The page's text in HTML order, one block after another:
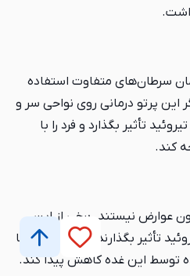
سرطان‌های متفاوت استفاده
این پرتو درمانی روی نواحی سر و
تأثیر بگذارد و فرد را با
کند.
عوارض نیستند. برخی از این
تأثیر بگذارند و باعث شوند تا
توسط این غده کاهش پیدا کند.